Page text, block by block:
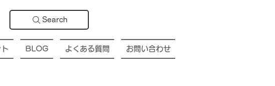
Search
BLOG よくある質問 お問い合わせ